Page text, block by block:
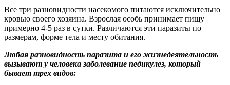
Все три разновидности насекомого питаются исключительно
кровью своего хозяина. Взрослая особь принимает пищу
примерно 4-5 раз в сутки. Различаются эти паразиты по
размерам, форме тела и месту обитания.
Любая разновидность паразита и его жизнедеятельность
вызывают у человека заболевание педикулез, который
бывает трех видов: